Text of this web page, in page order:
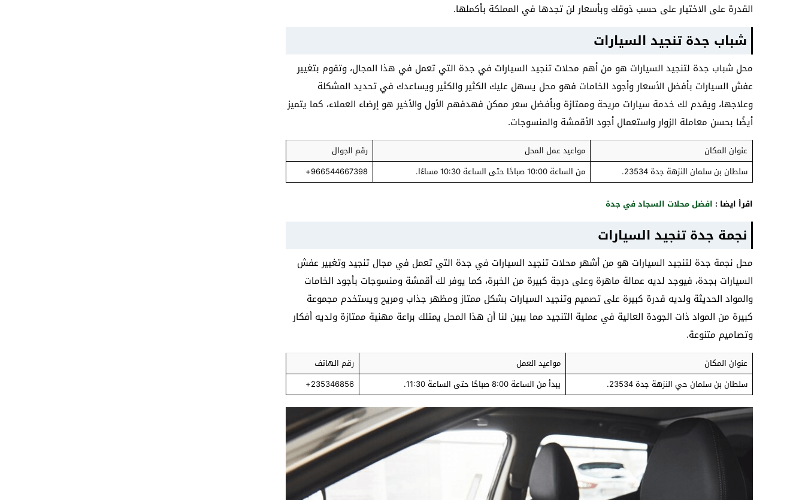
القدرة على الاختيار على حسب ذوقك وبأسعار لن تجدها في المملكة بأكملها.
شباب جدة تنجيد السيارات
محل شباب جدة لتنجيد السيارات هو من أهم محلات تنجيد السيارات في جدة التي تعمل في هذا المجال، وتقوم بتغيير
عفش السيارات بأفضل الأسعار وأجود الخامات فهو محل يسهل عليك الكثير والكثير ويساعدك في تحديد المشكلة
وعلاجها، ويقدم لك خدمة سيارات مريحة وممتازة وبأفضل سعر ممكن فهدفهم الأول والأخير هو إرضاء العملاء، كما يتميز
أيضًا بحسن معاملة الزوار واستعمال أجود الأقمشة والمنسوجات.
عنوان المكان مواعيد عمل المحل
رقم الجوال
سلطان بن سلمان النزهة جدة 23534.
من الساعة 10:00 صباحًا حتى الساعة 10:30 مساءًا. 966544667398+
اقرأ ايضا : افضل محلات السجاد في جدة
نجمة جدة تنجيد السيارات
محل نجمة جدة لتنجيد السيارات هو من أشهر محلات تنجيد السيارات في جدة التي تعمل في مجال تنجيد وتغيير عفش
السيارات بجدة، فيوجد لديه عمالة ماهرة وعلى درجة كبيرة من الخبرة، كما يوفر لك أقمشة ومنسوجات بأجود الخامات
والمواد الحديثة ولديه قدرة كبيرة على تصميم وتنجيد السيارات بشكل ممتاز ومظهر جذاب ومريح ويستخدم مجموعة
كبيرة من المواد ذات الجودة العالية في عملية التنجيد مما يبين لنا أن هذا المحل يمتلك براعة مهنية ممتازة ولديه أفكار
وتصاميم متنوعة.
عنوان المكان مواعيد العمل
رقم الهاتف
سلطان بن سلمان حي النزهة جدة 23534.
يبدأ من الساعة 8:00 صباحًا حتى الساعة 11:30. 235346856+